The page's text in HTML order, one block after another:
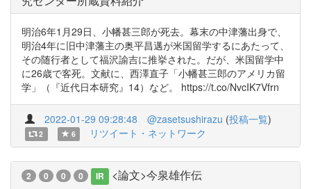
明治6年1月29日、小幡甚三郎が死去。幕末の中津藩出身で、
明治4年に旧中津藩主の奥平昌邁が米国留学するにあたって、
その随行者として福沢諭吉に推挙された。だが、米国留学中
に26歳で客死。文献に、西澤直子「小幡甚三郎のアメリカ留
学」（『近代日本研究』14）など。 https://t.co/NvcIK7Vfrn
2022-01-29 09:28:48 @zasetsushirazu (投稿一覧)
2 6 リツイート・ネットワーク
2 0 0 0 IR <論文>今泉雄作伝